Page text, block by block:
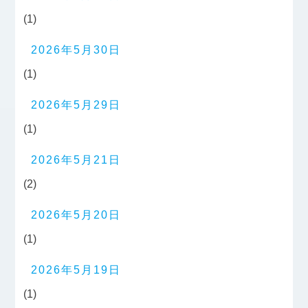
(1)
2026年5月30日
(1)
2026年5月29日
(1)
2026年5月21日
(2)
2026年5月20日
(1)
2026年5月19日
(1)